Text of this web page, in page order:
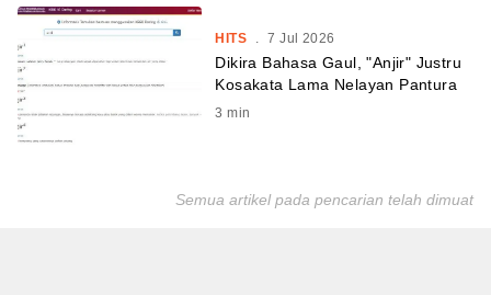
HITS . 7 Jul 2026
Dikira Bahasa Gaul, "Anjir" Justru
Kosakata Lama Nelayan Pantura
3 min
Semua artikel pada pencarian telah dimuat